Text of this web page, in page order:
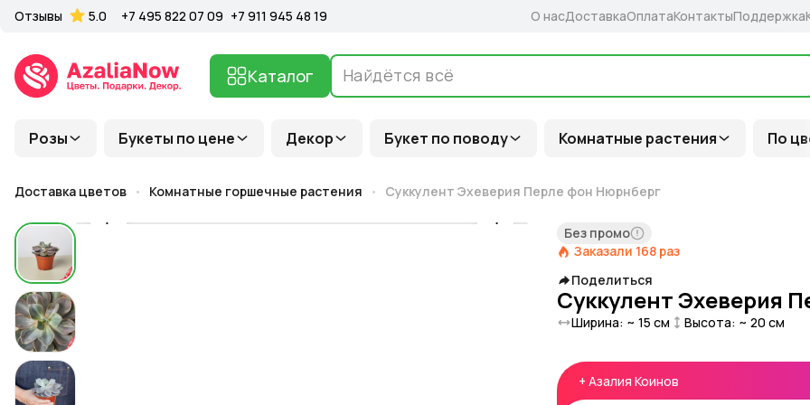
Розы Букеты по цене Декор Букет по поводу Комнатные растения По
Каталог
Отзывы 5.0 +7 495 822 07 09 +7 911 945 48 19 О насДоставкаОплатаКонтактыПоддержка
Доставка цветов Комнатные горшечные растения Суккулент Эхеверия Перле фон Нюрнберг
Без промо
Заказали 168 раз
Поделиться
Суккулент Эхеверия
Ширина: ~ 15 см Высота: ~ 20 см
+ Азалия Коинов